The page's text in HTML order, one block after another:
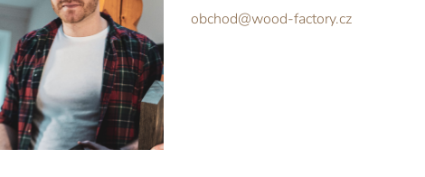
obchod@wood-factory.cz